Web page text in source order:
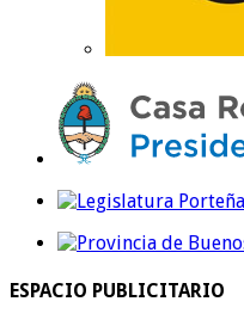
ESPACIO PUBLICITARIO